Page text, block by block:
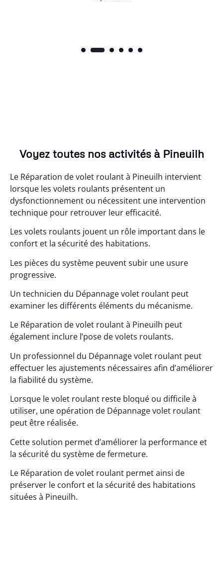
Voyez toutes nos activités à Pineuilh
Le Réparation de volet roulant à Pineuilh intervient
lorsque les volets roulants présentent un
dysfonctionnement ou nécessitent une intervention
technique pour retrouver leur efficacité.
Les volets roulants jouent un rôle important dans le
confort et la sécurité des habitations.
Les pièces du système peuvent subir une usure
progressive.
Un technicien du Dépannage volet roulant peut
examiner les différents éléments du mécanisme.
Le Réparation de volet roulant à Pineuilh peut
également inclure l’pose de volets roulants.
Un professionnel du Dépannage volet roulant peut
effectuer les ajustements nécessaires afin d’améliorer
la fiabilité du système.
Lorsque le volet roulant reste bloqué ou difficile à
utiliser, une opération de Dépannage volet roulant
peut être réalisée.
Cette solution permet d’améliorer la performance et
la sécurité du système de fermeture.
Le Réparation de volet roulant permet ainsi de
préserver le confort et la sécurité des habitations
situées à Pineuilh.